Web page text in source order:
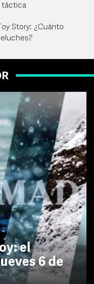
táctica
Story: ¿Cuánto
el
6 de